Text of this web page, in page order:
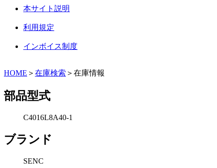
本サイト説明
利用規定
インボイス制度
HOME ＞ 在庫検索 ＞在庫情報
部品型式
C4016L8A40-1
ブランド
SENC